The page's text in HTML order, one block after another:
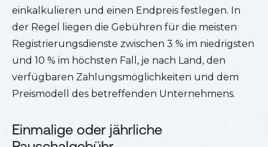
einkalkulieren und einen Endpreis festlegen. In
der Regel liegen die Gebühren für die meisten
Registrierungsdienste zwischen 3 % im niedrigsten
und 10 % im höchsten Fall, je nach Land, den
verfügbaren Zahlungsmöglichkeiten und dem
Preismodell des betreffenden Unternehmens.
Einmalige oder jährliche